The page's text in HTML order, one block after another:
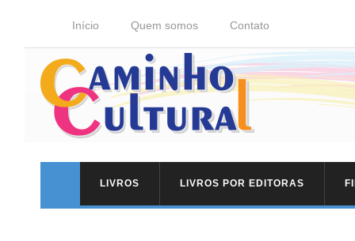
Início Quem somos Contato
LIVROS LIVROS POR EDITORAS